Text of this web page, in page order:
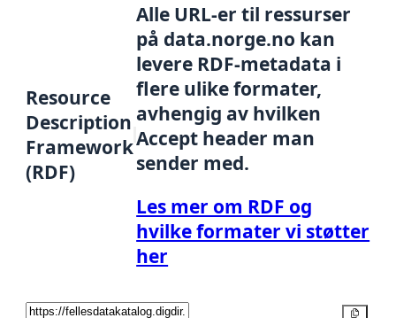
Resource
Description
Framework
(RDF)
Alle URL-er til ressurser
på data.norge.no kan
levere RDF-metadata i
flere ulike formater,
avhengig av hvilken
Accept header man
sender med.
Les mer om RDF og
hvilke formater vi støtter
her